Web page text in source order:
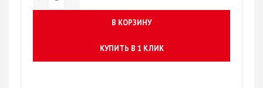
В КОРЗИНУ
КУПИТЬ В 1 КЛИК